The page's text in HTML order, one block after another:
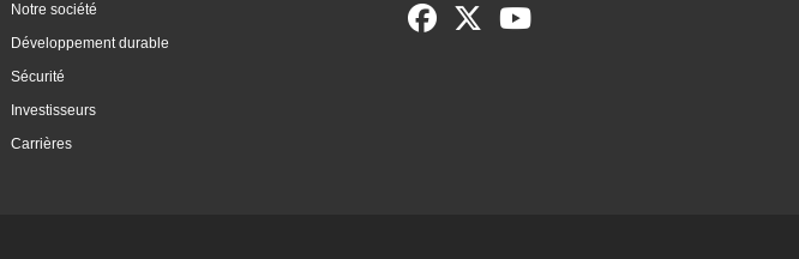
Notre société
Développement durable
Sécurité
Investisseurs
Carrières